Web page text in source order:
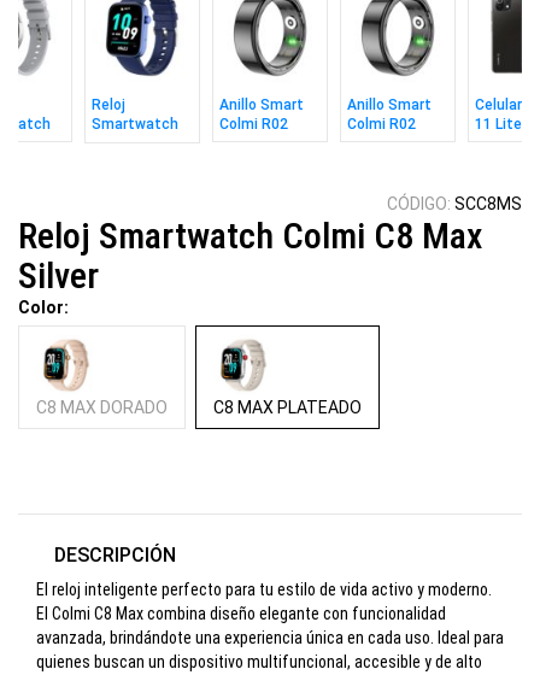
I28 Ultra
Reloj
Smartwatch
Colmi P71
Anillo Smart
Colmi R02
Black Talle 11
Anillo Smart
Colmi R02
Black Talle 8
Celular
11 Lite
8/128gb
CÓDIGO: SCC8MS
Reloj Smartwatch Colmi C8 Max
Silver
Color:
C8 MAX DORADO C8 MAX PLATEADO
DESCRIPCIÓN
El reloj inteligente perfecto para tu estilo de vida activo y moderno.
El Colmi C8 Max combina diseño elegante con funcionalidad
avanzada, brindándote una experiencia única en cada uso. Ideal para
quienes buscan un dispositivo multifuncional, accesible y de alto